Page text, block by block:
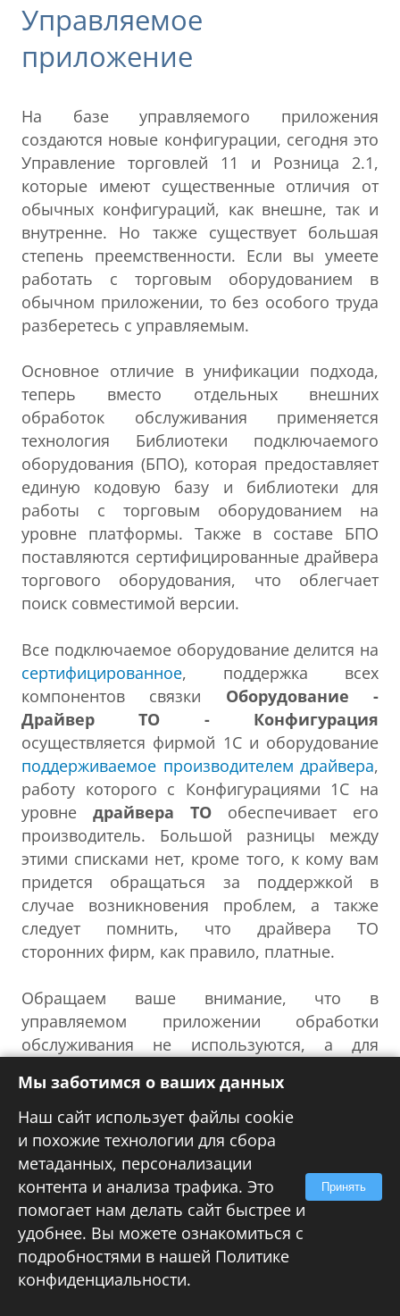
Управляемое
приложение
На базе управляемого приложения
создаются новые конфигурации, сегодня это
Управление торговлей 11 и Розница 2.1,
которые имеют существенные отличия от
обычных конфигураций, как внешне, так и
внутренне. Но также существует большая
степень преемственности. Если вы умеете
работать с торговым оборудованием в
обычном приложении, то без особого труда
разберетесь с управляемым.
Основное отличие в унификации подхода,
теперь вместо отдельных внешних
обработок обслуживания применяется
технология Библиотеки подключаемого
оборудования (БПО), которая предоставляет
единую кодовую базу и библиотеки для
работы с торговым оборудованием на
уровне платформы. Также в составе БПО
поставляются сертифицированные драйвера
торгового оборудования, что облегчает
поиск совместимой версии.
Все подключаемое оборудование делится на
сертифицированное, поддержка всех
компонентов связки Оборудование -
Драйвер ТО - Конфигурация
осуществляется фирмой 1С и оборудование
поддерживаемое производителем драйвера,
работу которого с Конфигурациями 1С на
уровне драйвера ТО обеспечивает его
производитель. Большой разницы между
этими списками нет, кроме того, к кому вам
придется обращаться за поддержкой в
случае возникновения проблем, а также
следует помнить, что драйвера ТО
сторонних фирм, как правило, платные.
Обращаем ваше внимание, что в
управляемом приложении обработки
обслуживания не используются, а для
используется одноименная подсистема. В
тоже время схема взаимодействия с
оборудованием кардинально не изменилась,
просто код со стороны 1С был
унифицирован в рамках БПО и включен в
состав конфигурации.
Мы заботимся о ваших данных
Наш сайт использует файлы cookie
и похожие технологии для сбора
метаданных, персонализации
контента и анализа трафика. Это
помогает нам делать сайт быстрее и
удобнее. Вы можете ознакомиться с
подробностями в нашей Политике
конфиденциальности.
Принять